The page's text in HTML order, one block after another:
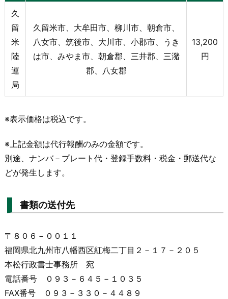
久
留
米
陸
運
局
久留米市、大牟田市、柳川市、朝倉市、
八女市、筑後市、大川市、小郡市、うき
は市、みやま市、朝倉郡、三井郡、三潴
郡、八女郡
13,200
円
※表示価格は税込です。
※上記金額は代行報酬のみの金額です。
別途、ナンバ－プレート代・登録手数料・税金・郵送代な
どが発生します。
書類の送付先
〒８０６－００１１
福岡県北九州市八幡西区紅梅二丁目２－１７－２０５
本松行政書士事務所 宛
電話番号 ０９３－６４５－１０３５
FAX番号 ０９３－３３０－４４８９